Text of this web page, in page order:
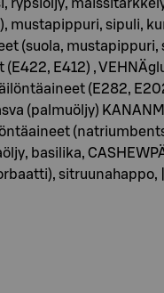
rypsiöljy,
mustapippuri, sipuli,
(suola,
(E422, E412) ,
(E282,
(palmuöljy)
basilika,
sitruunahappo,